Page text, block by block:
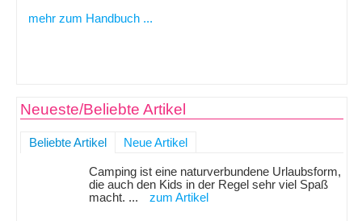
mehr zum Handbuch ...
Neueste/Beliebte Artikel
Beliebte Artikel Neue Artikel
Camping ist eine naturverbundene Urlaubsform,
die auch den Kids in der Regel sehr viel Spaß
macht. ...
zum Artikel